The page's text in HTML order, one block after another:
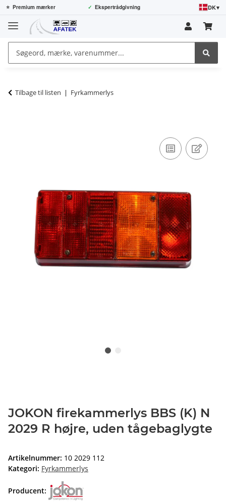
⭐ Premium mærker ✓ Ekspertrådgivning DK▾
Tilbage til listen Fyrkammerlys
JOKON firekammerlys BBS (K) N
2029 R højre, uden tågebaglygte
Artikelnummer: 10 2029 112
Kategori: Fyrkammerlys
Producent: